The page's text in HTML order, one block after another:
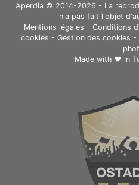
Aperdia © 2014-2026 - La
n'a pas fait l'objet
Mentions légales - Conditions
cookies - Gestion des cookies -
Made with ❤ in